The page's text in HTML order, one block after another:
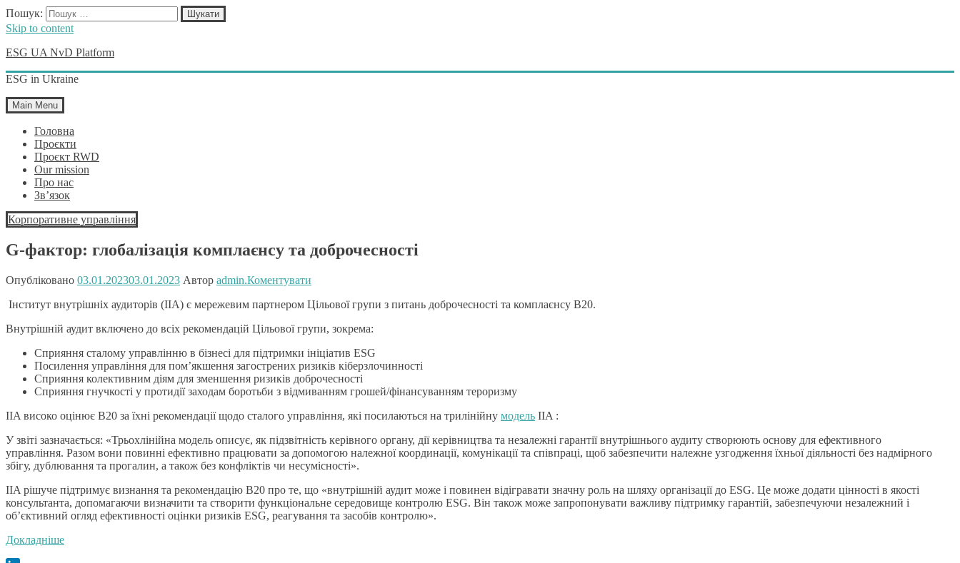
Пошук:
Skip to content
ESG UA NvD Platform
ESG in Ukraine
Main Menu
Головна
Проєкти
Проєкт RWD
Our mission
Про нас
Зв’язок
Корпоративне управління
G-фактор: глобалізація комплаєнсу та доброчесності
Опубліковано 03.01.202303.01.2023 Автор admin.Коментувати
Інститут внутрішніх аудиторів (IIA) є мережевим партнером Цільової групи з питань доброчесності та комплаєнсу B20.
Внутрішній аудит включено до всіх рекомендацій Цільової групи, зокрема:
Сприяння сталому управлінню в бізнесі для підтримки ініціатив ESG
Посилення управління для пом’якшення загострених ризиків кіберзлочинності
Сприяння колективним діям для зменшення ризиків доброчесності
Сприяння гнучкості у протидії заходам боротьби з відмиванням грошей/фінансуванням тероризму
IIA високо оцінює B20 за їхні рекомендації щодо сталого управління, які посилаються на трилінійну модель IIA :
У звіті зазначається: «Трьохлінійна модель описує, як підзвітність керівного органу, дії керівництва та незалежні гарантії внутрішнього аудиту створюють основу для ефективного
управління. Разом вони повинні ефективно працювати за допомогою належної координації, комунікації та співпраці, щоб забезпечити належне узгодження їхньої діяльності без надмірного
збігу, дублювання та прогалин, а також без конфліктів чи несумісності».
IIA рішуче підтримує визнання та рекомендацію B20 про те, що «внутрішній аудит може і повинен відігравати значну роль на шляху організації до ESG. Це може додати цінності в якості
консультанта, допомагаючи визначити та створити функціональне середовище контролю ESG. Він також може запропонувати важливу підтримку гарантій, забезпечуючи незалежний і
об’єктивний огляд ефективності оцінки ризиків ESG, реагування та засобів контролю».
Докладніше